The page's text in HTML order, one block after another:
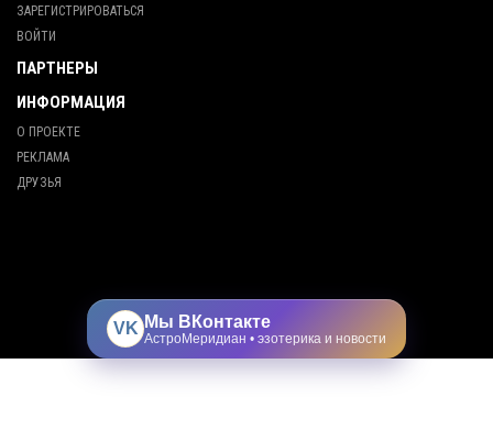
ЗАРЕГИСТРИРОВАТЬСЯ
ВОЙТИ
ПАРТНЕРЫ
ИНФОРМАЦИЯ
О ПРОЕКТЕ
РЕКЛАМА
ДРУЗЬЯ
VK Мы ВКонтакте
АстроМеридиан • эзотерика и новости